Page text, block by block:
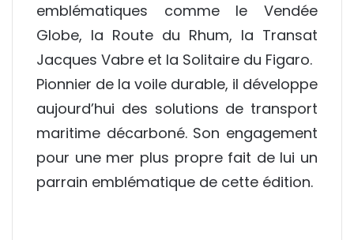
emblématiques comme le Vendée
Globe, la Route du Rhum, la Transat
Jacques Vabre et la Solitaire du Figaro.
Pionnier de la voile durable, il développe
aujourd’hui des solutions de transport
maritime décarboné. Son engagement
pour une mer plus propre fait de lui un
parrain emblématique de cette édition.